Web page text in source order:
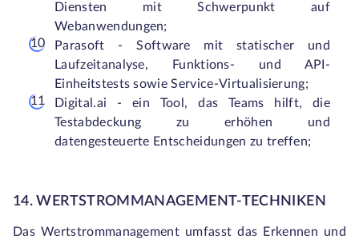
Diensten mit Schwerpunkt auf
Webanwendungen;
Parasoft - Software mit statischer und
Laufzeitanalyse, Funktions- und API-
Einheitstests sowie Service-Virtualisierung;
Digital.ai - ein Tool, das Teams hilft, die
Testabdeckung zu erhöhen und
datengesteuerte Entscheidungen zu treffen;
14. WERTSTROMMANAGEMENT-TECHNIKEN
Das Wertstrommanagement umfasst das Erkennen und